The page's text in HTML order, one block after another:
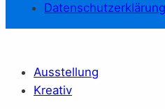
Datenschutzerklärung
Ausstellung
Kreativ